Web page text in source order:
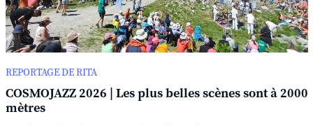
REPORTAGE DE RITA
COSMOJAZZ 2026 | Les plus belles scènes sont à 2000
mètres